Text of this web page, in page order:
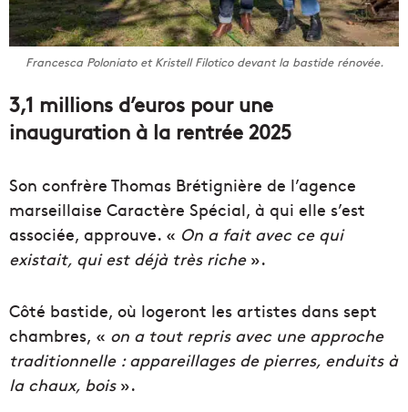
Francesca Poloniato et Kristell Filotico devant la bastide rénovée.
3,1 millions d’euros pour une
inauguration à la rentrée 2025
Son confrère Thomas Brétignière de l’agence
marseillaise Caractère Spécial, à qui elle s’est
associée, approuve. « On a fait avec ce qui
existait, qui est déjà très riche».
Côté bastide, où logeront les artistes dans sept
chambres, « on a tout repris avec une approche
traditionnelle : appareillages de pierres, enduits à
la chaux, bois».